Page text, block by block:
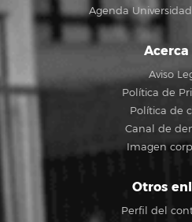
Agenda
Acerca
Aviso
Política de
Política de
Canal de
Imagen
Otros
Perfil del